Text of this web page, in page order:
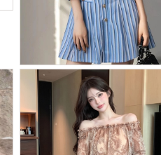
BY29825# 春秋新款韩系...
Batch Price： ￥76